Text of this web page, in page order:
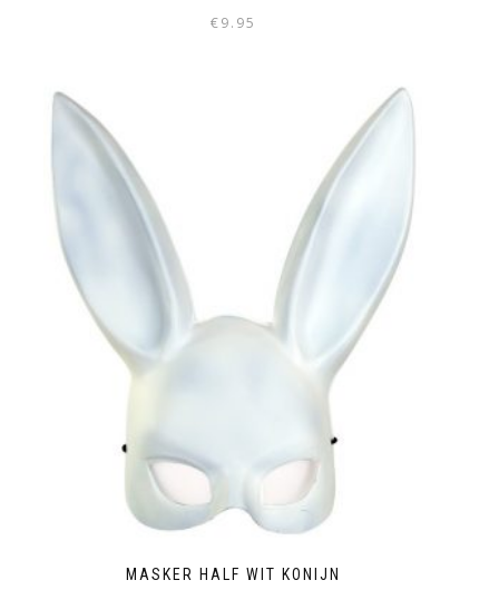
€9.95
MASKER HALF WIT KONIJN